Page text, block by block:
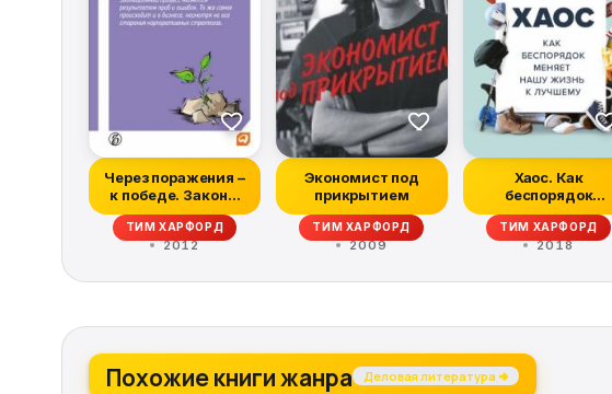
Через поражения –
к победе. Законы
Дарвина в жизни...
ТИМ ХАРФОРД
2012
Экономист под
прикрытием
ТИМ ХАРФОРД
2009
Хаос. Как
беспорядок
меняет нашу
жизнь к лучшему
ТИМ ХАРФОРД
2018
Похожие книги жанра Деловая литература →